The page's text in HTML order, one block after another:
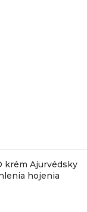
krém Ajurvédsky
hojenia